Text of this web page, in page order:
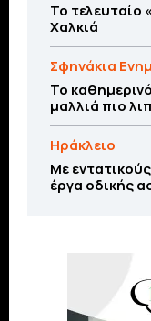
Το τελευταίο
Χαλκιά
Σφηνάκια
Το
μαλλιά πιο
Ηράκλειο
Με
έργα οδικής